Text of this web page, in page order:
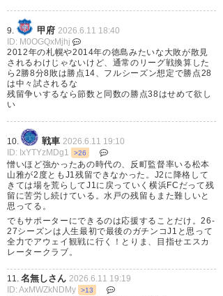
監督契約更新リリースの樹森氏
の右手、あれは「サイン・コサ
イン・タンジェント」ではない
— 宇田川さん (udgwudb)
6月 11
9. 甲府 2026.6.11 18:40
ID: M0OGQxMjhj
2012年の札幌や2014年の徳島みたいな大敗が散見
されるわけじゃないけど、通常のリーグ戦換算した
ら2勝8分8敗は勝点14、フルシーズン想定で勝点28
は中々試されるな
残留争いするなら節数と同数の勝点38はせめて欲し
い
10. 戦車 2026.6.11 19:10
ID: IxYTYzMDg1
>26
憎いほど強かったあの時代の、反町監督率いる松本
山雅が2度ともJ1残留できなかった。J2に降格して
きては場を荒らしてJ1に戻っていく横浜FCだって残
留に苦労し続けている。水戸の残留もまた難しいと
思ってる。
でもサポーターにできるのは応援することだけ。26-
27シーズンは人生最初で最後のガチンコJ1と思って
全力でアウェイ観戦に行く！とりま、目指せエスカ
レータークラブ。
11. 名無しさん 2026.6.11 19:19
ID: AxMWZkNDMy
>13